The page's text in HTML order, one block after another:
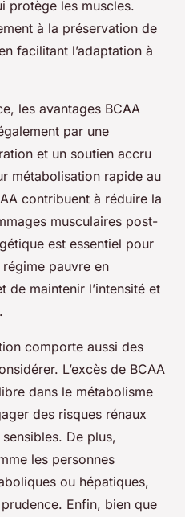
protège les muscles.
à la préservation de
facilitant l’adaptation à
les avantages BCAA
par une
et un soutien accru
métabolisation rapide au
contribuent à réduire la
musculaires post-
est essentiel pour
pauvre en
de maintenir l’intensité et
comporte aussi des
L’excès de BCAA
dans le métabolisme
des risques rénaux
De plus,
les personnes
ou hépatiques,
Enfin, bien que